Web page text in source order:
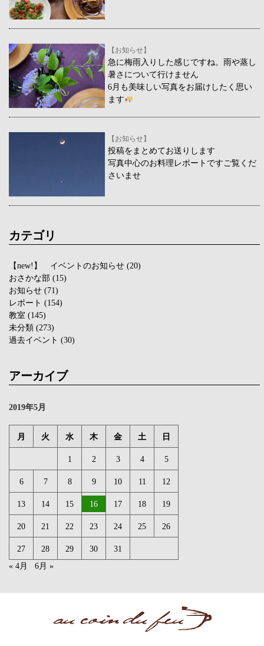
【お知らせ】
急に梅雨入りした感じですね。雨や蒸し
暑さについて行けません
6月も美味しい写真をお届けしたく思い
ます
【お知らせ】
投稿をまとめてお送りします
写真中心のお料理レポートですご覧くだ
さいませ
カテゴリ
【new!】 イベントのお知らせ (20)
おさかな部 (15)
お知らせ (71)
レポート (154)
教室 (145)
未分類 (273)
過去イベント (30)
アーカイブ
2019年5月
月 火 水 木 金 土 日
1 2 3 4 5
6 7 8 9 10 11 12
13 14 15 16 17 18 19
20 21 22 23 24 25 26
27 28 29 30
31
« 4月
6月 »